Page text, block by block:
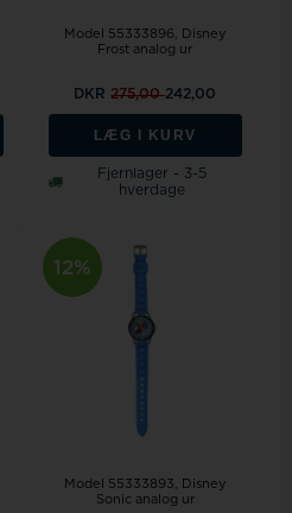
Model 55333896
Disney
Frost analog ur
DKR275,00242,00
LÆG I KURV
Fjernlager - 3-5
hverdage
12%
Model 55333893
Disney
Sonic analog ur